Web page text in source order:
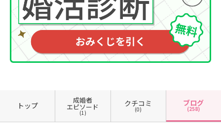
トップ
成婚者
エピソード
(1)
クチコミ
(0)
ブログ
(258)